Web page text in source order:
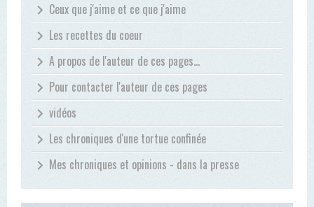
Ceux que j'aime et ce que j'aime
Les recettes du coeur
A propos de l'auteur de ces pages...
Pour contacter l'auteur de ces pages
vidéos
Les chroniques d'une tortue confinée
Mes chroniques et opinions - dans la presse